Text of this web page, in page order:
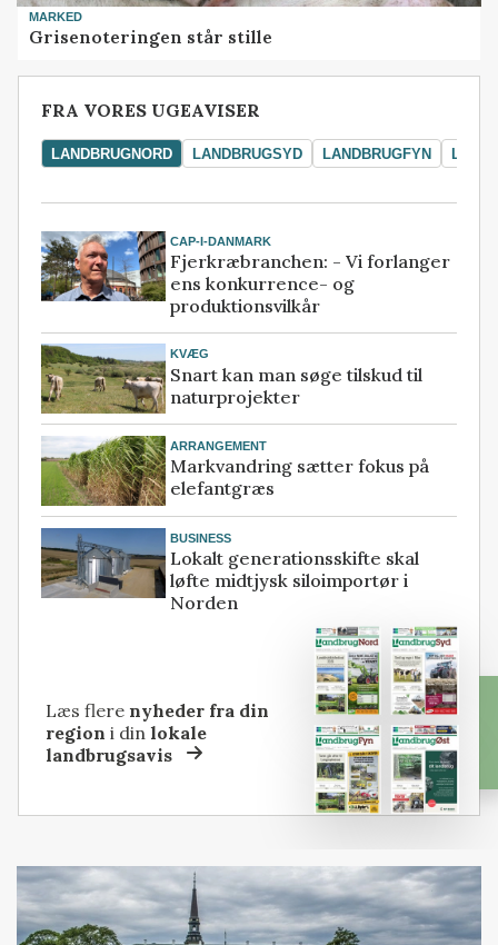
MARKED
Grisenoteringen står stille
FRA VORES UGEAVISER
LANDBRUGNORD LANDBRUGSYD LANDBRUGFYN
CAP-I-DANMARK
Fjerkræbranchen: - Vi forlanger
ens konkurrence- og
produktionsvilkår
KVÆG
Snart kan man søge tilskud til
naturprojekter
ARRANGEMENT
Markvandring sætter fokus på
elefantgræs
BUSINESS
Lokalt generationsskifte skal
løfte midtjysk siloimportør i
Norden
Læs flere nyheder fra din
region i dinlokale
landbrugsavis